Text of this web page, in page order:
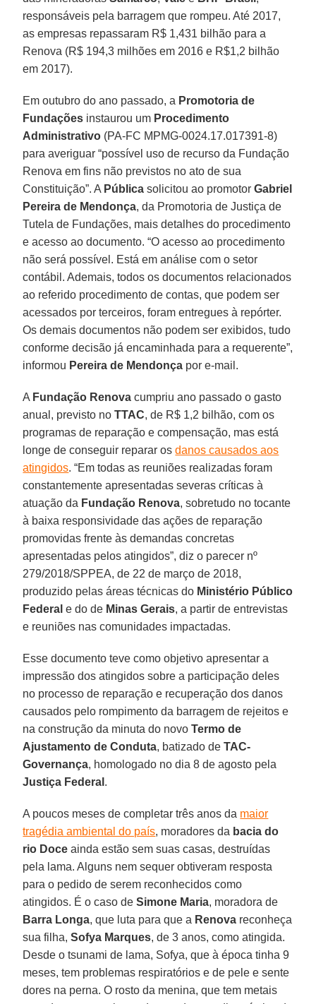
responsáveis pela barragem que rompeu. Até 2017,
as empresas repassaram R$ 1,431 bilhão para a
Renova (R$ 194,3 milhões em 2016 e R$1,2 bilhão
em 2017).
Em outubro do ano passado, a Promotoria de
Fundações instaurou um Procedimento
Administrativo (PA-FC MPMG-0024.17.017391-8)
para averiguar “possível uso de recurso da Fundação
Renova em fins não previstos no ato de sua
Constituição”. A Pública solicitou ao promotor Gabriel
Pereira de Mendonça, da Promotoria de Justiça de
Tutela de Fundações, mais detalhes do procedimento
e acesso ao documento. “O acesso ao procedimento
não será possível. Está em análise com o setor
contábil. Ademais, todos os documentos relacionados
ao referido procedimento de contas, que podem ser
acessados por terceiros, foram entregues à repórter.
Os demais documentos não podem ser exibidos, tudo
conforme decisão já encaminhada para a requerente”,
informou Pereira de Mendonça por e-mail.
A Fundação Renova cumpriu ano passado o gasto
anual, previsto noTTAC, de R$ 1,2 bilhão, com os
programas de reparação e compensação, mas está
longe de conseguir reparar osdanos causados aos
atingidos. “Em todas as reuniões realizadas foram
constantemente apresentadas severas críticas à
atuação da Fundação Renova, sobretudo no tocante
à baixa responsividade das ações de reparação
promovidas frente às demandas concretas
apresentadas pelos atingidos”, diz o parecer nº
279/2018/SPPEA, de 22 de março de 2018,
produzido pelas áreas técnicas do Ministério Público
Federal e do de Minas Gerais, a partir de entrevistas
e reuniões nas comunidades impactadas.
Esse documento teve como objetivo apresentar a
impressão dos atingidos sobre a participação deles
no processo de reparação e recuperação dos danos
causados pelo rompimento da barragem de rejeitos e
na construção da minuta do novoTermo de
Ajustamento de Conduta, batizado deTAC-
Governança, homologado no dia 8 de agosto pela
Justiça Federal .
A poucos meses de completar três anos da maior
tragédia ambiental do país, moradores da bacia do
rio Doce ainda estão sem suas casas, destruídas
pela lama. Alguns nem sequer obtiveram resposta
para o pedido de serem reconhecidos como
atingidos. É o caso deSimone Maria, moradora de
Barra Longa, que luta para que a Renova reconheça
sua filha,Sofya Marques, de 3 anos, como atingida.
Desde o tsunami de lama, Sofya, que à época tinha 9
meses, tem problemas respiratórios e de pele e sente
dores na perna. O rosto da menina, que tem metais